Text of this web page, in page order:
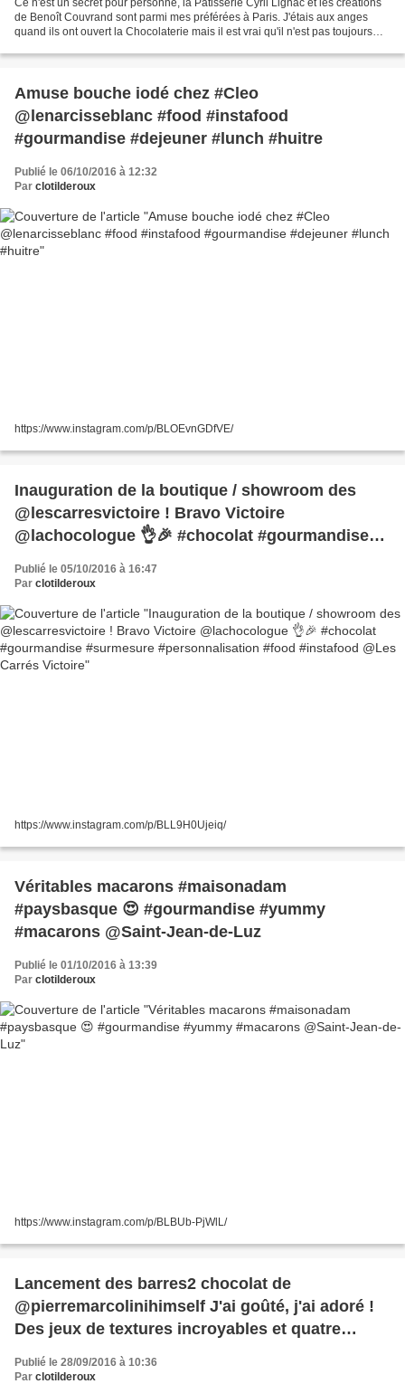
Ce n'est un secret pour personne, la Pâtisserie Cyril Lignac et les créations
de Benoît Couvrand sont parmi mes préférées à Paris. J'étais aux anges
quand ils ont ouvert la Chocolaterie mais il est vrai qu'il n'est pas toujours
Amuse bouche iodé chez #Cleo
@lenarcisseblanc #food #instafood
#gourmandise #dejeuner #lunch #huitre
Publié le 06/10/2016 à 12:32
Par clotilderoux
https://www.instagram.com/p/BLOEvnGDfVE/
Inauguration de la boutique / showroom des
@lescarresvictoire ! Bravo Victoire
@lachocologue 👌🎉 #chocolat #gourmandise
@Les Carrés Victoire
Publié le 05/10/2016 à 16:47
Par clotilderoux
https://www.instagram.com/p/BLL9H0Ujeiq/
Véritables macarons #maisonadam
#paysbasque 😍 #gourmandise #yummy
#macarons @Saint-Jean-de-Luz
Publié le 01/10/2016 à 13:39
Par clotilderoux
https://www.instagram.com/p/BLBUb-PjWlL/
Lancement des barres2 chocolat de
@pierremarcolinihimself J'ai goûté, j'ai adoré !
Des jeux de textures incroyables et quatre
pistache/ caramel vanille/lait noisettes) À
Publié le 28/09/2016 à 10:36
Par clotilderoux